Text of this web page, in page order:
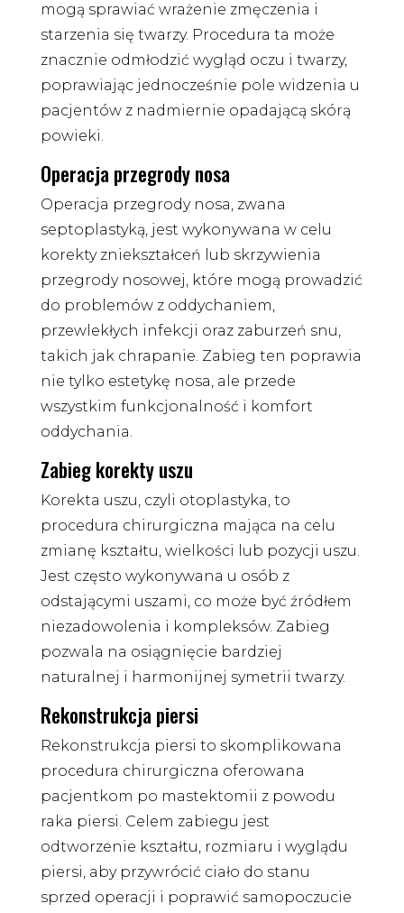
mogą sprawiać wrażenie zmęczenia i
starzenia się twarzy. Procedura ta może
znacznie odmłodzić wygląd oczu i twarzy,
poprawiając jednocześnie pole widzenia u
pacjentów z nadmiernie opadającą skórą
powieki.
Operacja przegrody nosa
Operacja przegrody nosa, zwana
septoplastyką, jest wykonywana w celu
korekty zniekształceń lub skrzywienia
przegrody nosowej, które mogą prowadzić
do problemów z oddychaniem,
przewlekłych infekcji oraz zaburzeń snu,
takich jak chrapanie. Zabieg ten poprawia
nie tylko estetykę nosa, ale przede
wszystkim funkcjonalność i komfort
oddychania.
Zabieg korekty uszu
Korekta uszu, czyli otoplastyka, to
procedura chirurgiczna mająca na celu
zmianę kształtu, wielkości lub pozycji uszu.
Jest często wykonywana u osób z
odstającymi uszami, co może być źródłem
niezadowolenia i kompleksów. Zabieg
pozwala na osiągnięcie bardziej
naturalnej i harmonijnej symetrii twarzy.
Rekonstrukcja piersi
Rekonstrukcja piersi to skomplikowana
procedura chirurgiczna oferowana
pacjentkom po mastektomii z powodu
raka piersi. Celem zabiegu jest
odtworzenie kształtu, rozmiaru i wyglądu
piersi, aby przywrócić ciało do stanu
sprzed operacji i poprawić samopoczucie